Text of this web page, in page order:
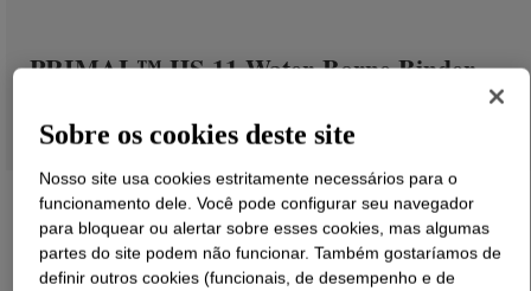
PRIMAL™ HS-11 Water-Borne Binder
Sobre os cookies deste site
Nosso site usa cookies estritamente necessários para o
funcionamento dele. Você pode configurar seu navegador
para bloquear ou alertar sobre esses cookies, mas algumas
partes do site podem não funcionar. Também gostaríamos de
definir outros cookies (funcionais, de desempenho e de